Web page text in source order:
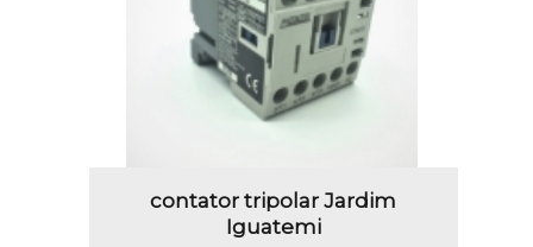
contator tripolar Jardim
Iguatemi